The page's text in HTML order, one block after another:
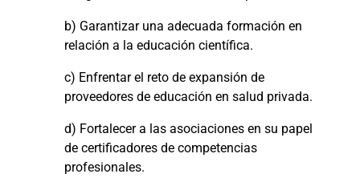
b) Garantizar una adecuada formación en
relación a la educación científica.
c) Enfrentar el reto de expansión de
proveedores de educación en salud privada.
d) Fortalecer a las asociaciones en su papel
de certificadores de competencias
profesionales.